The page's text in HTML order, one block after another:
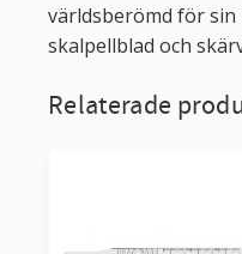
världsberömd för
skalpellblad och
Relaterade